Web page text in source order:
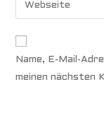
Name, E-Mail-
meinen nächsten